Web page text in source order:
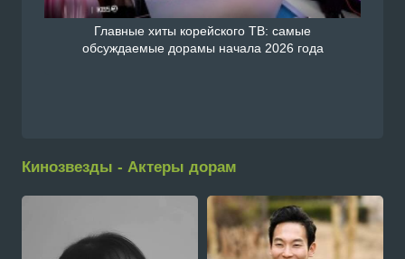
Главные хиты корейского ТВ: самые
обсуждаемые дорамы начала 2026 года
Кинозвезды - Актеры дорам